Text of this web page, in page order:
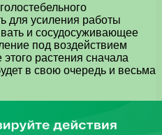
для усиления работы
и сосудосуживающее
под воздействием
растения сначала
в свою очередь и весьма